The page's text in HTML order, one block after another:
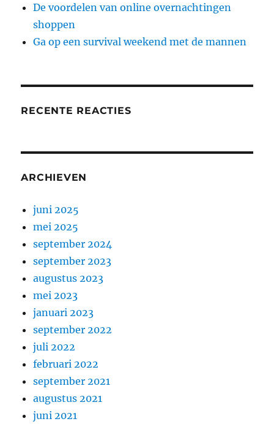
De voordelen van online overnachtingen
shoppen
Ga op een survival weekend met de mannen
RECENTE REACTIES
ARCHIEVEN
juni 2025
mei 2025
september 2024
september 2023
augustus 2023
mei 2023
januari 2023
september 2022
juli 2022
februari 2022
september 2021
augustus 2021
juni 2021